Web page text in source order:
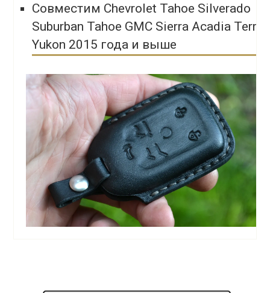
Совместим Chevrolet Tahoe Silverado
Suburban Tahoe GMC Sierra Acadia
Yukon 2015 года и выше